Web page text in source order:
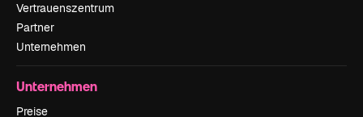
Vertrauenszentrum
Partner
Unternehmen
Unternehmen
Preise